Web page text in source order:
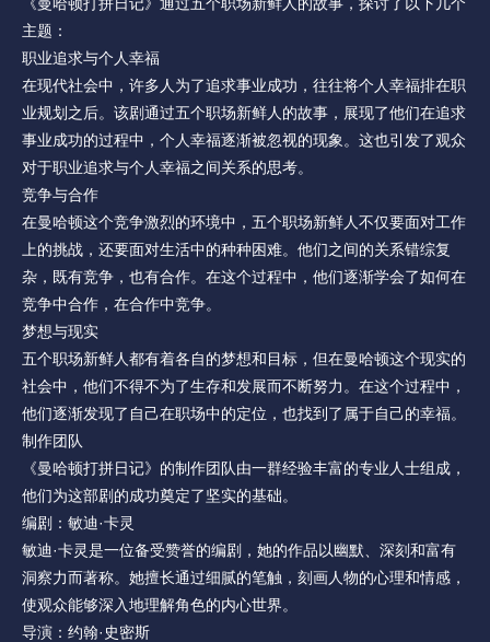
主题：
职业追求与个人幸福
在现代社会中，许多人为了追求事业成功，往往将个人幸福排在职
业规划之后。该剧通过五个职场新鲜人的故事，展现了他们在追求
事业成功的过程中，个人幸福逐渐被忽视的现象。这也引发了观众
对于职业追求与个人幸福之间关系的思考。
竞争与合作
在曼哈顿这个竞争激烈的环境中，五个职场新鲜人不仅要面对工作
上的挑战，还要面对生活中的种种困难。他们之间的关系错综复
杂，既有竞争，也有合作。在这个过程中，他们逐渐学会了如何在
竞争中合作，在合作中竞争。
梦想与现实
五个职场新鲜人都有着各自的梦想和目标，但在曼哈顿这个现实的
社会中，他们不得不为了生存和发展而不断努力。在这个过程中，
他们逐渐发现了自己在职场中的定位，也找到了属于自己的幸福。
制作团队
《曼哈顿打拼日记》的制作团队由一群经验丰富的专业人士组成，
他们为这部剧的成功奠定了坚实的基础。
编剧：敏迪·卡灵
敏迪·卡灵是一位备受赞誉的编剧，她的作品以幽默、深刻和富有
洞察力而著称。她擅长通过细腻的笔触，刻画人物的心理和情感，
使观众能够深入地理解角色的内心世界。
导演：约翰·史密斯